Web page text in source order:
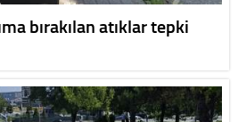
bırakılan atıklar tepki